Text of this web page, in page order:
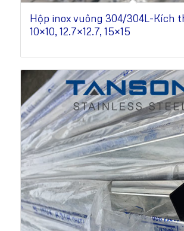
Hộp inox vuông 304/304L-Kích
10×10, 12.7×12.7, 15×15